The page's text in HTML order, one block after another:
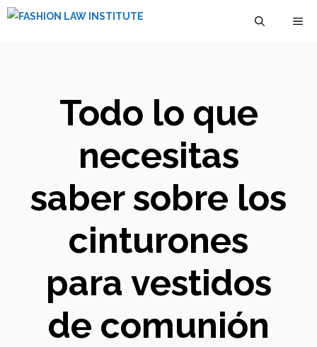
Saltar
Todo lo que
necesitas
saber sobre los
cinturones
para vestidos
de comunión